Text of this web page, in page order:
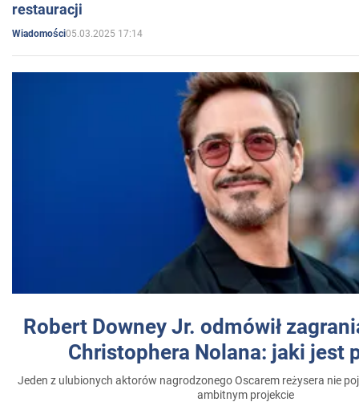
restauracji
Wiadomości05.03.2025 17:14
Robert Downey Jr. odmówił
Christophera Nolana: jaki jest
Jeden z ulubionych aktorów nagrodzonego Oscarem reżysera nie
ambitnym projekcie